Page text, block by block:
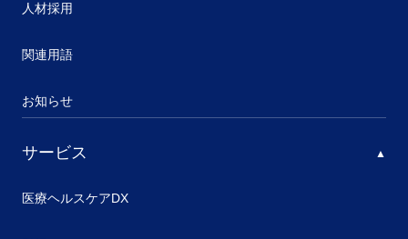
人材採用
関連用語
お知らせ
サービス
医療ヘルスケアDX